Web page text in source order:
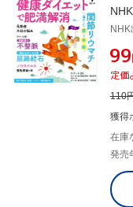
NHK
¥99
定価
110
獲得
在庫
発売